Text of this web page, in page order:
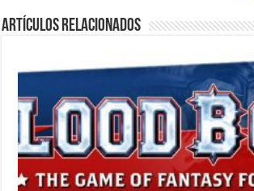
Artículos relacionados